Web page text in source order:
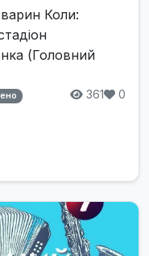
Коли:
(Головний
361 0